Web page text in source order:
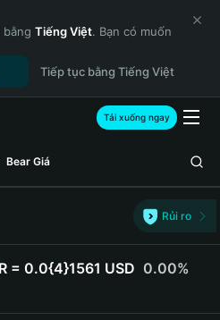
bằng Tiếng Việt. Bạn có muốn
Tiếp tục bằng Tiếng Việt
Tải xuống ngay
Bear Giá
Rủi ro
= 0.0{4}1561 USD 0.00%